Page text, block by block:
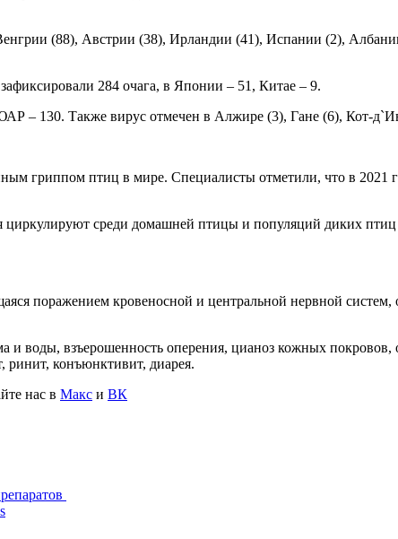
(88), Австрии (38), Ирландии (41), Испании (2),
284 очага, в Японии – 51, Китае – 9.
– 130. Также вирус отмечен в Алжире (3), Гане (6), Кот-
гриппом птиц в мире. Специалисты отметили, что в 2021
среди домашней птицы и популяций диких птиц
поражением кровеносной и центральной нервной
и воды, взъерошенность оперения, цианоз кожных покровов,
ринит, конъюнктивит, диарея.
нас в Макс и ВК